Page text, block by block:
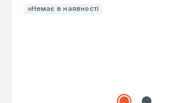
Немає в наявності